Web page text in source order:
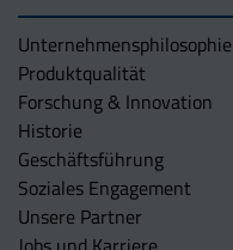
Unternehmens­philosophie
Produktqualität
Forschung & Innovation
Historie
Geschäftsführung
Soziales Engagement
Unsere Partner